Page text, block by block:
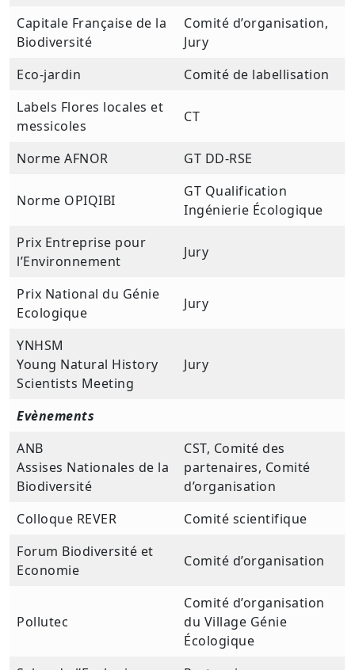
Capitale Française de la
Biodiversité
Comité d’organisation,
Jury
Eco-jardin
Comité de labellisation
Labels Flores locales et
messicoles
CT
Norme AFNOR GT DD-RSE
Norme OPIQIBI
GT Qualification
Ingénierie Écologique
Prix Entreprise pour
l’Environnement
Jury
Prix National du Génie
Ecologique
Jury
YNHSM
Young Natural History
Scientists Meeting
Jury
Evènements
ANB
Assises Nationales de la
Biodiversité
CST, Comité des
partenaires, Comité
d’organisation
Colloque REVER
Comité scientifique
Forum Biodiversité et
Economie
Comité d’organisation
Pollutec
Comité d’organisation
du Village Génie
Écologique